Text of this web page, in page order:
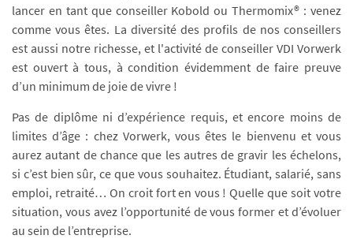
lancer en tant que conseiller Kobold ou Thermomix® : venez
comme vous êtes. La diversité des profils de nos conseillers
est aussi notre richesse, et l'activité de conseiller VDI Vorwerk
est ouvert à tous, à condition évidemment de faire preuve
d’un minimum de joie de vivre !
Pas de diplôme ni d’expérience requis, et encore moins de
limites d’âge : chez Vorwerk, vous êtes le bienvenu et vous
aurez autant de chance que les autres de gravir les échelons,
si c’est bien sûr, ce que vous souhaitez. Étudiant, salarié, sans
emploi, retraité… On croit fort en vous ! Quelle que soit votre
situation, vous avez l’opportunité de vous former et d’évoluer
au sein de l’entreprise.